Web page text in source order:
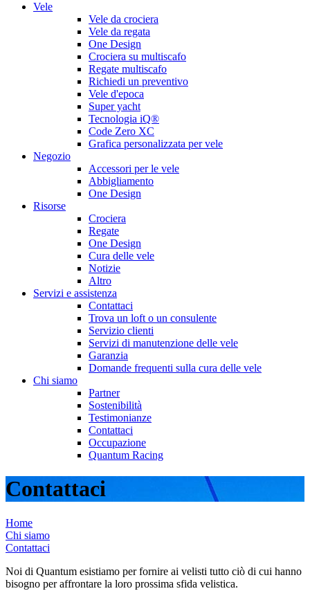
Vele
Vele da crociera
Vele da regata
One Design
Crociera su multiscafo
Regate multiscafo
Richiedi un preventivo
Vele d'epoca
Super yacht
Tecnologia iQ®
Code Zero XC
Grafica personalizzata per vele
Negozio
Accessori per le vele
Abbigliamento
One Design
Risorse
Crociera
Regate
One Design
Cura delle vele
Notizie
Altro
Servizi e assistenza
Contattaci
Trova un loft o un consulente
Servizio clienti
Servizi di manutenzione delle vele
Garanzia
Domande frequenti sulla cura delle vele
Chi siamo
Partner
Sostenibilità
Testimonianze
Contattaci
Occupazione
Quantum Racing
Contattaci
Home
Chi siamo
Contattaci
Noi di Quantum esistiamo per fornire ai velisti tutto ciò di cui hanno
bisogno per affrontare la loro prossima sfida velistica.